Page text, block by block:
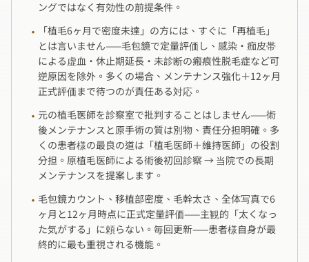
ングではなく有効性の前提条件。
·
「植毛6ヶ月で密度未達」の方には、すぐに「再植毛」
とは言いません——毛包鏡で定量評価し、感染・痂皮帯
による虚血・休止期延長・未診断の瘢痕性脱毛症など可
逆原因を除外。多くの場合、メンテナンス強化＋12ヶ月
正式評価まで待つのが責任ある対応。
· 元の植毛医師を診察室で批判することはしません——術
後メンテナンスと原手術の質は別物、責任分担明確。多
くの患者様の最良の道は「植毛医師＋維持医師」の役割
分担。原植毛医師による術後初回診察 → 当院での長期
メンテナンスを提案します。
· 毛包鏡カウント、移植部密度、毛幹太さ、全体写真で6
ヶ月と12ヶ月時点に正式定量評価——主観的「太くなっ
た気がする」に頼らない。毎回更新——患者様自身が最
終的に最も重視される機能。